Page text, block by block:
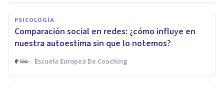
PSICOLOGÍA
Comparación social en redes: ¿cómo influye en
nuestra autoestima sin que lo notemos?
Escuela Europea De Coaching